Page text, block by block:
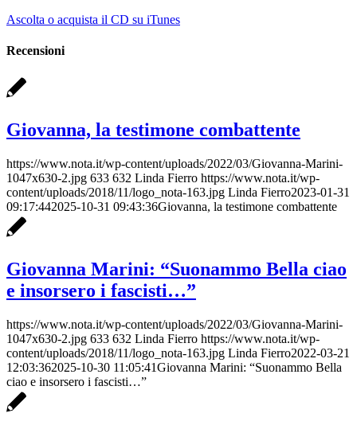
Ascolta o acquista il CD su iTunes
Recensioni
Giovanna, la testimone combattente
https://www.nota.it/wp-content/uploads/2022/03/Giovanna-Marini-
1047x630-2.jpg 633 632 Linda Fierro https://www.nota.it/wp-
content/uploads/2018/11/logo_nota-163.jpg Linda Fierro2023-01-31
09:17:442025-10-31 09:43:36Giovanna, la testimone combattente
Giovanna Marini: “Suonammo Bella ciao
e insorsero i fascisti…”
https://www.nota.it/wp-content/uploads/2022/03/Giovanna-Marini-
1047x630-2.jpg 633 632 Linda Fierro https://www.nota.it/wp-
content/uploads/2018/11/logo_nota-163.jpg Linda Fierro2022-03-21
12:03:362025-10-30 11:05:41Giovanna Marini: “Suonammo Bella
ciao e insorsero i fascisti…”